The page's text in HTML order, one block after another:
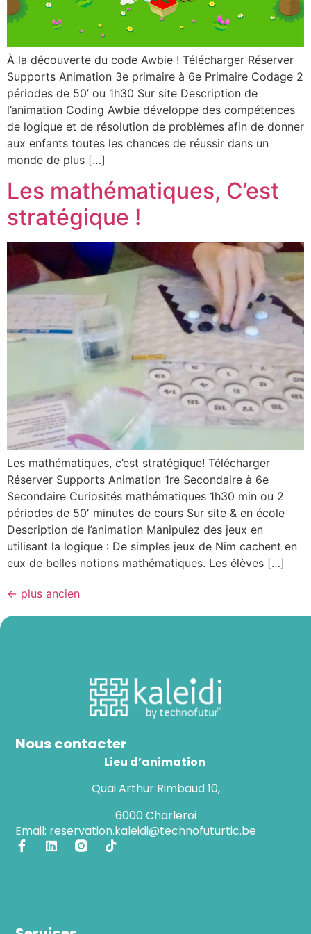
À la découverte du code Awbie ! Télécharger Réserver
Supports Animation 3e primaire à 6e Primaire Codage 2
périodes de 50’ ou 1h30 Sur site Description de
l’animation​ Coding Awbie développe des compétences
de logique et de résolution de problèmes afin de donner
aux enfants toutes les chances de réussir dans un
monde de plus […]
Les mathématiques, C’est
stratégique !
Les mathématiques, c’est stratégique! Télécharger
Réserver Supports Animation 1re Secondaire à 6e
Secondaire Curiosités mathématiques 1h30 min ou 2
périodes de 50′ minutes de cours Sur site & en école
Description de l’animation​ Manipulez des jeux en
utilisant la logique : De simples jeux de Nim cachent en
eux de belles notions mathématiques. Les élèves […]
← plus ancien
Nous contacter
Lieu d’animation
Quai Arthur Rimbaud 10,
6000 Charleroi
Email: reservation.kaleidi@technofuturtic.be